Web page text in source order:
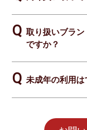
取り扱いブラ
ですか？
未成年の利用は